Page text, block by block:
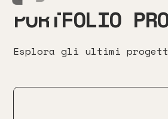
PORTFOLIO
Esplora gli ultimi